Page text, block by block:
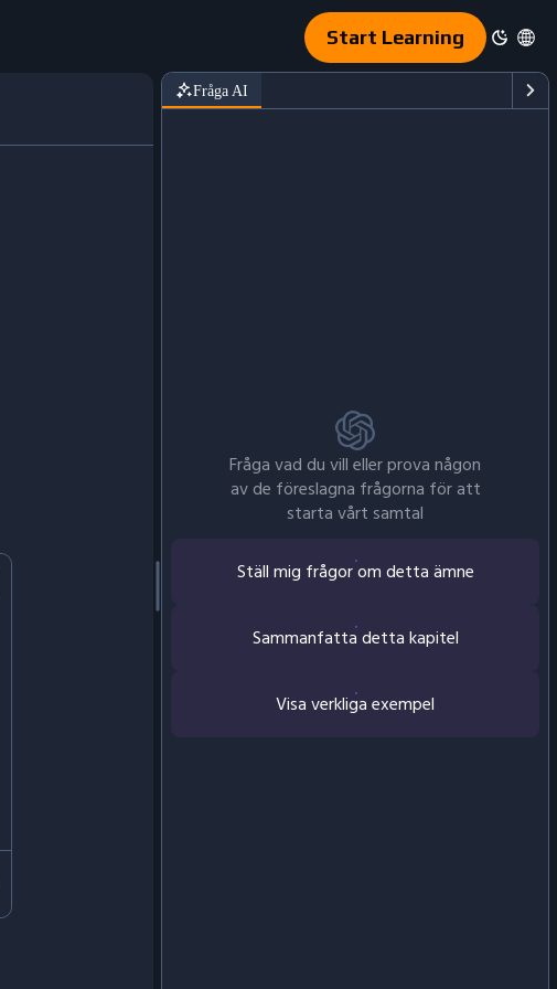
Start Learning
Fråga AI
Fråga vad du vill eller prova någon
av de föreslagna frågorna för att
starta vårt samtal
Ställ mig frågor om detta ämne
Sammanfatta detta kapitel
Visa verkliga exempel